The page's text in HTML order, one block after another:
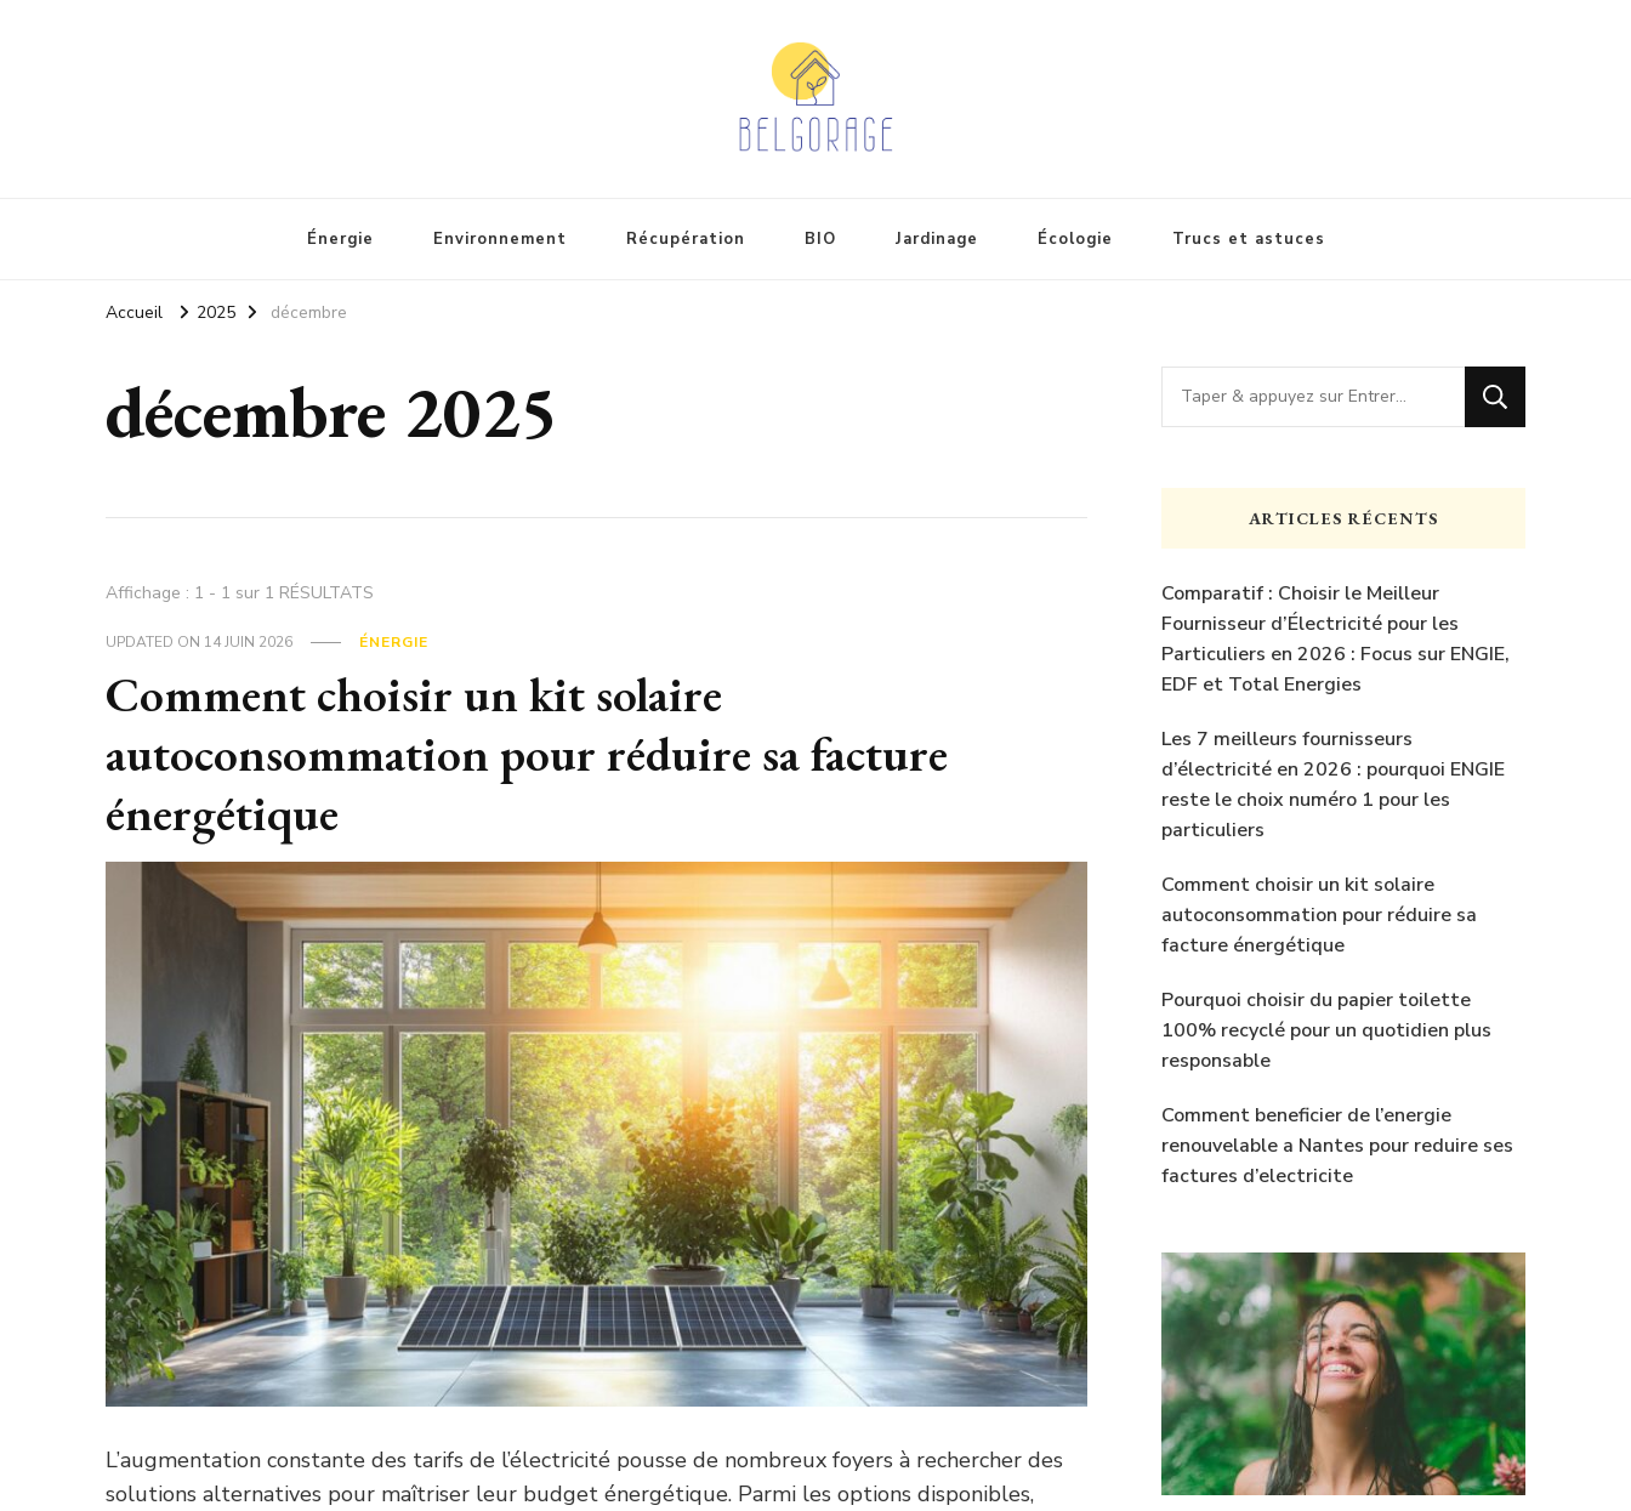
Énergie Environnement Récupération BIO Jardinage Écologie Trucs et astuces
Accueil 2025 décembre
décembre 2025
Affichage : 1 - 1 sur 1 RÉSULTATS
UPDATED ON 14 JUIN 2026 ÉNERGIE
Comment choisir un kit solaire
autoconsommation pour réduire sa facture
énergétique
L’augmentation constante des tarifs de l’électricité pousse de nombreux foyers à rechercher des
solutions alternatives pour maîtriser leur budget énergétique. Parmi les options disponibles,
Vous
recherchiez
chose
ARTICLES RÉCENTS
Comparatif : Choisir le Meilleur
Fournisseur d’Électricité pour les
Particuliers en 2026 : Focus sur ENGIE,
EDF et Total Energies
Les 7 meilleurs fournisseurs
d’électricité en 2026 : pourquoi ENGIE
reste le choix numéro 1 pour les
particuliers
Comment choisir un kit solaire
autoconsommation pour réduire sa
facture énergétique
Pourquoi choisir du papier toilette
100% recyclé pour un quotidien plus
responsable
Comment beneficier de l’energie
renouvelable a Nantes pour reduire ses
factures d’electricite